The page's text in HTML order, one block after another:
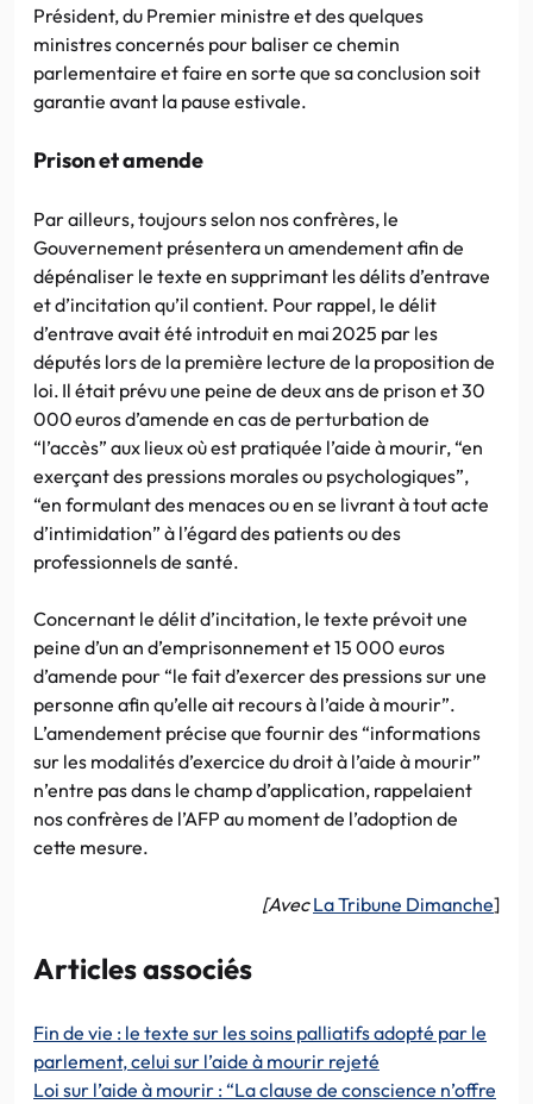
Président, du Premier ministre et des quelques
ministres concernés pour baliser ce chemin
parlementaire et faire en sorte que sa conclusion soit
garantie avant la pause estivale.
Prison et amende
Par ailleurs, toujours selon nos confrères, le
Gouvernement présentera un amendement afin de
dépénaliser le texte en supprimant les délits d’entrave
et d’incitation qu’il contient. Pour rappel, le délit
d’entrave avait été introduit en mai 2025 par les
députés lors de la première lecture de la proposition de
loi. Il était prévu une peine de deux ans de prison et 30
000 euros d’amende en cas de perturbation de
“l’accès” aux lieux où est pratiquée l’aide à mourir, “en
exerçant des pressions morales ou psychologiques”,
“en formulant des menaces ou en se livrant à tout acte
d’intimidation” à l’égard des patients ou des
professionnels de santé.
Concernant le délit d’incitation, le texte prévoit une
peine d’un an d’emprisonnement et 15 000 euros
d’amende pour “le fait d’exercer des pressions sur une
personne afin qu’elle ait recours à l’aide à mourir”.
L’amendement précise que fournir des “informations
sur les modalités d’exercice du droit à l’aide à mourir”
n’entre pas dans le champ d’application, rappelaient
nos confrères de l’AFP au moment de l’adoption de
cette mesure.
[AvecLa Tribune Dimanche]
Articles associés
Fin de vie : le texte sur les soins palliatifs adopté par le
parlement, celui sur l’aide à mourir rejeté
Loi sur l’aide à mourir : “La clause de conscience n’offre